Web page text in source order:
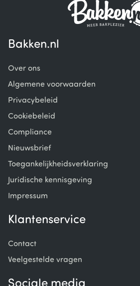
Bakken.nl
Over ons
Algemene voorwaarden
Privacybeleid
Cookiebeleid
Compliance
Nieuwsbrief
Toegankelijkheidsverklaring
Juridische kennisgeving
Impressum
Klantenservice
Contact
Veelgestelde vragen